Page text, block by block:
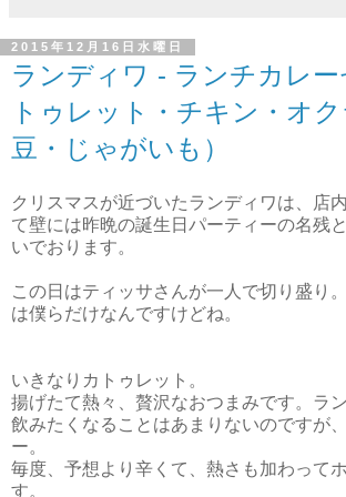
2015年12月16日水曜日
ランディワ - ランチカレー
トゥレット・チキン・オ
豆・じゃがいも）
クリスマスが近づいたランディワは、店
て壁には昨晩の誕生日パーティーの名残
いでおります。
この日はティッサさんが一人で切り盛り
は僕らだけなんですけどね。
いきなりカトゥレット。
揚げたて熱々、贅沢なおつまみです。ラ
飲みたくなることはあまりないのですが
ー。
毎度、予想より辛くて、熱さも加わって
す。